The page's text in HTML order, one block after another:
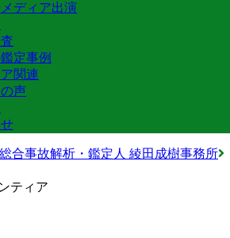
ディア出演
定事例
関連
声
合事故解析・鑑定人 綾田成樹事務所
ティア